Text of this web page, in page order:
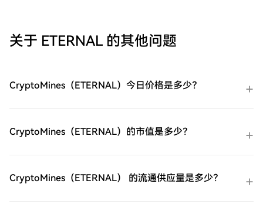
GIGADEC（GIGADEV）。余额购买：使用您
在HTX平台上直接与其他用户交易。HTX场
的GIGADEC（GIGADEV）购买完您的
GIGADEC（GIGADEV）后，将其存储在您的
货币。第四步：交易GIGADEC（GIGADEV）
在HTX的现货市场轻松交易
关于 ETERNAL 的其他问题
CryptoMines（ETERNAL）今日价格是多少？
CryptoMines（ETERNAL）的市值是多少？
CryptoMines（ETERNAL） 的流通供应量是多少？